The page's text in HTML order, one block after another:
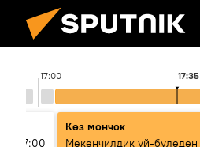
17:00 17:35
17:00
Көз мончок
Мекенчилдик үй-бүлөдөн